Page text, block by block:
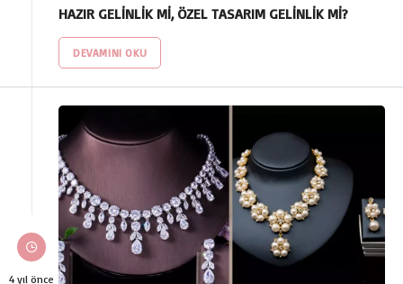
HAZIR GELİNLİK Mİ, ÖZEL TASARIM GELİNLİK Mİ?
DEVAMINI OKU
4 yıl önce